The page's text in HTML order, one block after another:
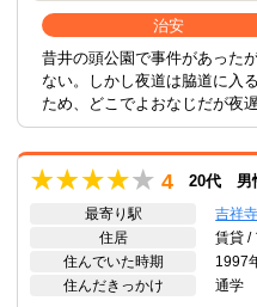
治安
昔井の頭公園で事件があった
ない。しかし夜道は脇道に入
ため、どこでよおなじだが夜
4 20代 男
最寄り駅
吉祥
住居
賃貸 /
住んでいた時期
1997
住んだきっかけ
通学